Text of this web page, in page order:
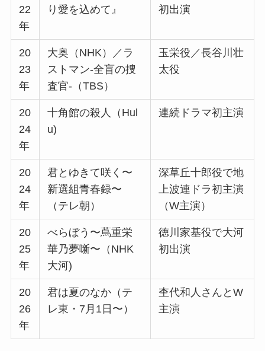
22
年
り愛を込めて』
初出演
20
23
年
大奥（NHK）／ラ
ストマン-全盲の捜
査官-（TBS）
玉栄役／長谷川壮
太役
20
24
年
十角館の殺人（Hul
u)
連続ドラマ初主演
20
24
年
君とゆきて咲く〜
新選組青春録〜
（テレ朝）
深草丘十郎役で地
上波連ドラ初主演
（W主演）
20
25
年
べらぼう〜蔦重栄
華乃夢噺〜（NHK
大河)
徳川家基役で大河
初出演
20
26
年
君は夏のなか（テ
レ東・7月1日〜）
杢代和人さんとW
主演